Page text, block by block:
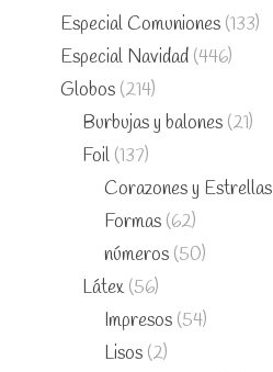
Especial Comuniones (133)
Especial Navidad (446)
Globos (214)
Burbujas y balones (21)
Foil (137)
Corazones y Estrellas
Formas (62)
números (50)
Látex (56)
Impresos (54)
Lisos (2)